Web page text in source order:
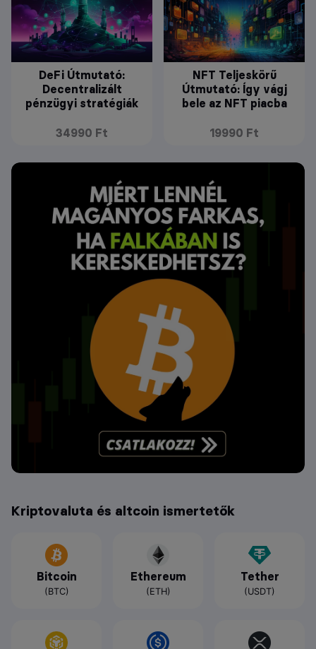
DeFi Útmutató:
Decentralizált
pénzügyi stratégiák
34990 Ft
NFT Teljeskörű
Útmutató: Így vágj
bele az NFT piacba
19990 Ft
Kriptovaluta és altcoin ismertetők
Bitcoin
(BTC)
Ethereum
(ETH)
Tether
(USDT)